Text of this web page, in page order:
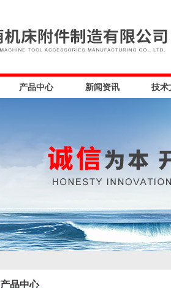
产品中心 新闻资讯 技术
产品中心